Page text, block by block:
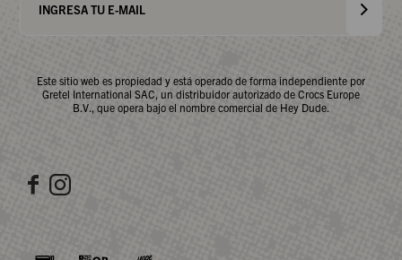
 
Este sitio web es propiedad y está operado de forma independiente por
Gretel International SAC, un distribuidor autorizado de Crocs Europe
B.V., que opera bajo el nombre comercial de Hey Dude.